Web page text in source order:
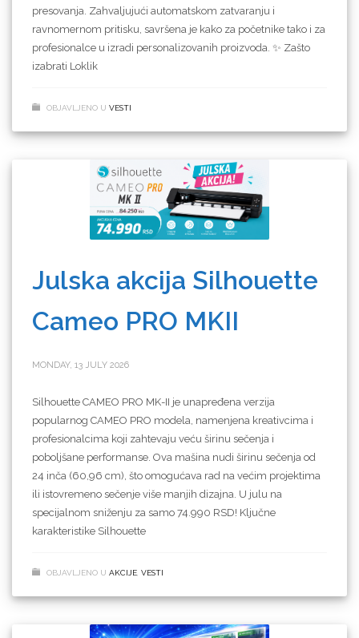
presovanja. Zahvaljujući automatskom zatvaranju i
ravnomernom pritisku, savršena je kako za početnike tako i za
profesionalce u izradi personalizovanih proizvoda. ✨ Zašto
izabrati Loklik
OBJAVLJENO U VESTI
Julska akcija Silhouette
Cameo PRO MKII
MONDAY, 13 JULY 2026
Silhouette CAMEO PRO MK-II je unapređena verzija
popularnog CAMEO PRO modela, namenjena kreativcima i
profesionalcima koji zahtevaju veću širinu sečenja i
poboljšane performanse. Ova mašina nudi širinu sečenja od
24 inča (60,96 cm), što omogućava rad na većim projektima
ili istovremeno sečenje više manjih dizajna. U julu na
specijalnom sniženju za samo 74.990 RSD! Ključne
karakteristike Silhouette
OBJAVLJENO U AKCIJE VESTI